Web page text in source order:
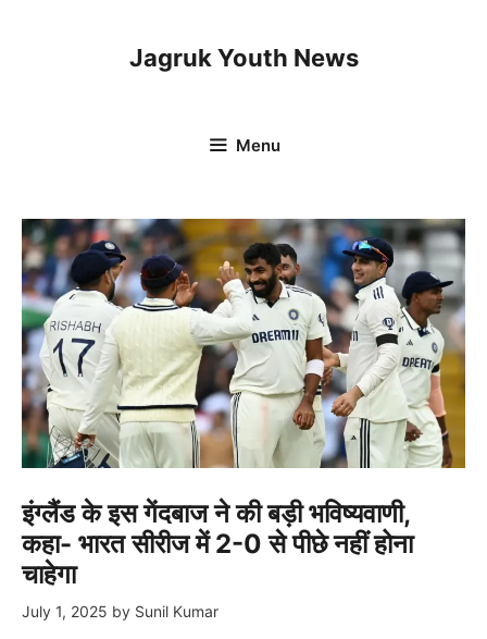
Jagruk Youth News
Menu
इंग्लैंड के इस गेंदबाज ने की बड़ी भविष्यवाणी,
कहा- भारत सीरीज में 2-0 से पीछे नहीं होना
चाहेगा
July 1, 2025 by Sunil Kumar